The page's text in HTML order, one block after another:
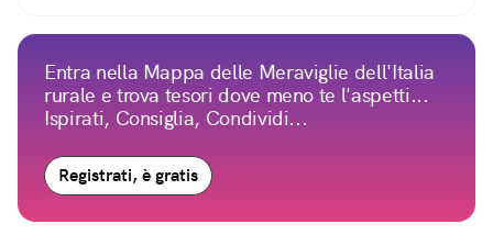
Entra nella Mappa delle Meraviglie dell'Italia
rurale e trova tesori dove meno te l'aspetti...
Ispirati, Consiglia, Condividi...
Registrati, è gratis